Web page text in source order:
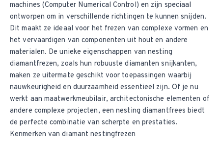
machines (Computer Numerical Control) en zijn speciaal
ontworpen om in verschillende richtingen te kunnen snijden.
Dit maakt ze ideaal voor het frezen van complexe vormen en
het vervaardigen van componenten uit hout en andere
materialen. De unieke eigenschappen van nesting
diamantfrezen, zoals hun robuuste diamanten snijkanten,
maken ze uitermate geschikt voor toepassingen waarbij
nauwkeurigheid en duurzaamheid essentieel zijn. Of je nu
werkt aan maatwerkmeubilair, architectonische elementen of
andere complexe projecten, een nesting diamantfrees biedt
de perfecte combinatie van scherpte en prestaties.
Kenmerken van diamant nestingfrezen